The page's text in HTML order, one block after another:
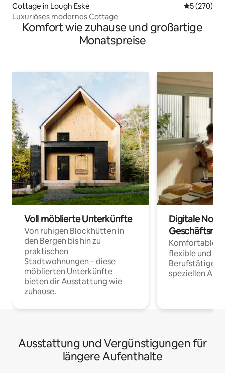
Cottage in Lough Eske
5 (270)
Luxuriöses modernes Cottage
Komfort wie zuhause und großartige
Monatspreise
Voll möblierte Unterkünfte
Von ruhigen Blockhütten in
den Bergen bis hin zu
praktischen
Stadtwohnungen – diese
möblierten Unterkünfte
bieten dir Ausstattung wie
zuhause.
Digitale
Komfortable
flexible und
Berufstätige
speziellen
Ausstattung und Vergünstigungen für
längere Aufenthalte